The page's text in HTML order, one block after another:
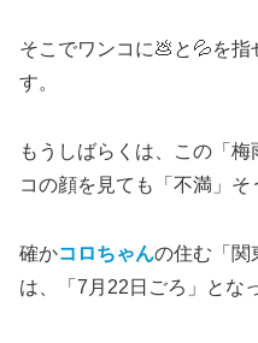
そこでワンコに💩と💦を
す。
もうしばらくは、この「
コの顔を見ても「不満」そ
確かコロちゃんの住む「関
は、「7月22日ごろ」とな